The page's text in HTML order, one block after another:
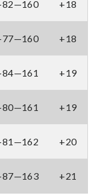
82—160 +18
77—160 +18
84—161 +19
80—161 +19
81—162 +20
87—163 +21